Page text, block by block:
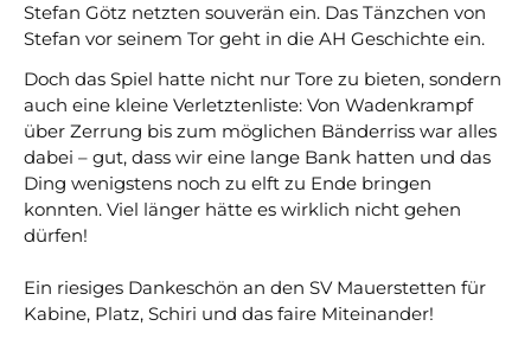
Stefan Götz netzten souverän ein. Das Tänzchen von
Stefan vor seinem Tor geht in die AH Geschichte ein.
Doch das Spiel hatte nicht nur Tore zu bieten, sondern
auch eine kleine Verletztenliste: Von Wadenkrampf
über Zerrung bis zum möglichen Bänderriss war alles
dabei – gut, dass wir eine lange Bank hatten und das
Ding wenigstens noch zu elft zu Ende bringen
konnten. Viel länger hätte es wirklich nicht gehen
dürfen!
Ein riesiges Dankeschön an den SV Mauerstetten für
Kabine, Platz, Schiri und das faire Miteinander!